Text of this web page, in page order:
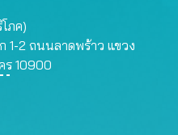
ภค)
1-2 ถนนลาดพร้าว แขวง
ร 10900